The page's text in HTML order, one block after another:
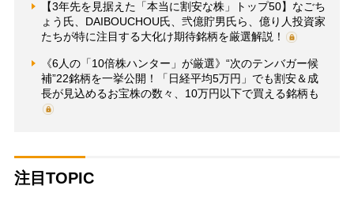
【3年先を見据えた「本当に割安な株」トップ50】なごち
ょう氏、DAIBOUCHOU氏、弐億貯男氏ら、億り人投資家
たちが特に注目する大化け期待銘柄を厳選解説！
《6人の「10倍株ハンター」が厳選》“次のテンバガー候
補”22銘柄を一挙公開！「日経平均5万円」でも割安＆成
長が見込めるお宝株の数々、10万円以下で買える銘柄も
注目TOPIC